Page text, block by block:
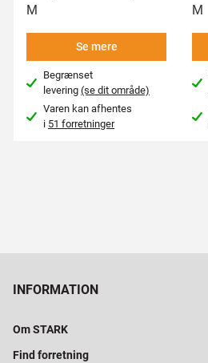
M
Se mere
Begrænset
levering(se dit område)
Varen kan afhentes
i 51 forretninger
M
INFORMATION
Om STARK
Find forretning